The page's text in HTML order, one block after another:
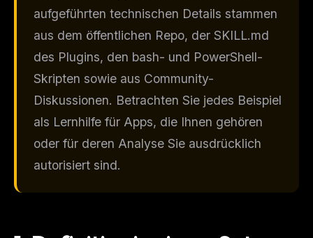
aufgeführten technischen Details stammen
aus dem öffentlichen Repo, der SKILL.md
des Plugins, den bash- und PowerShell-
Skripten sowie aus Community-
Diskussionen. Betrachten Sie jedes Beispiel
als Lernhilfe für Apps, die Ihnen gehören
oder für deren Analyse Sie ausdrücklich
autorisiert sind.